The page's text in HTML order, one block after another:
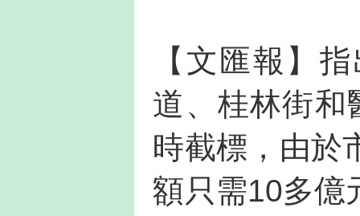
【文匯報】
道、桂林街和
時截標，由於
額只需10多億